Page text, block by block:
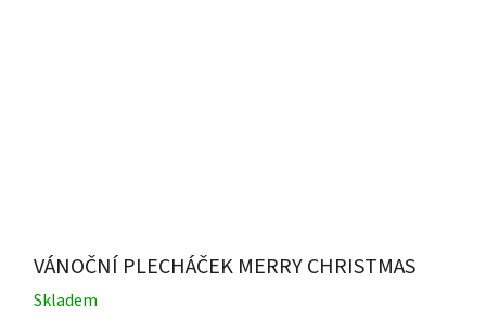
VÁNOČNÍ PLECHÁČEK MERRY CHRISTMAS
Skladem